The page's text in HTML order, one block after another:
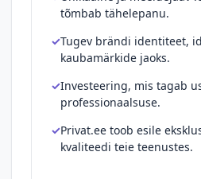
tõmbab tähelepanu.
Tugev brändi identiteet,
kaubamärkide jaoks.
Investeering, mis tagab
professionaalsuse.
Privat.ee toob esile
kvaliteedi teie teenustes.